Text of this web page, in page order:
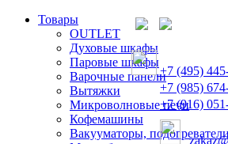
Товары
OUTLET
Духовые шкафы
Паровые шкафы
Варочные панели
Вытяжки
Микроволновые печи
Кофемашины
Вакууматоры,
+7 (495)
+7 (985)
+7 (916)